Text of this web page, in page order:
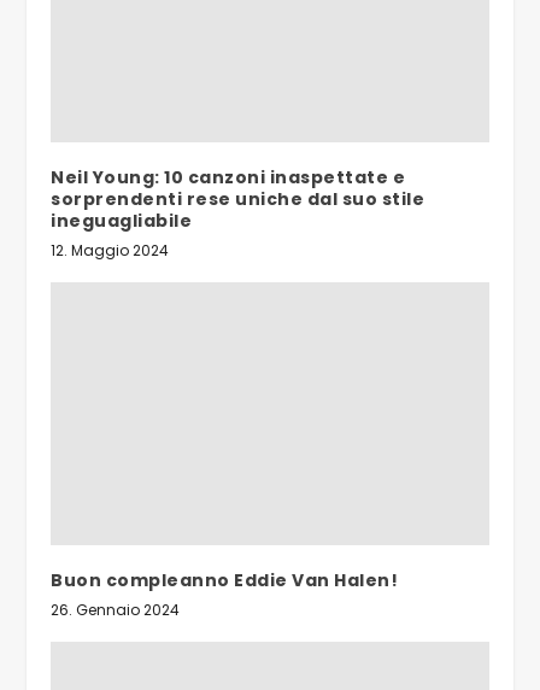
Neil Young: 10 canzoni inaspettate e
sorprendenti rese uniche dal suo stile
ineguagliabile
12. Maggio 2024
Buon compleanno Eddie Van Halen!
26. Gennaio 2024